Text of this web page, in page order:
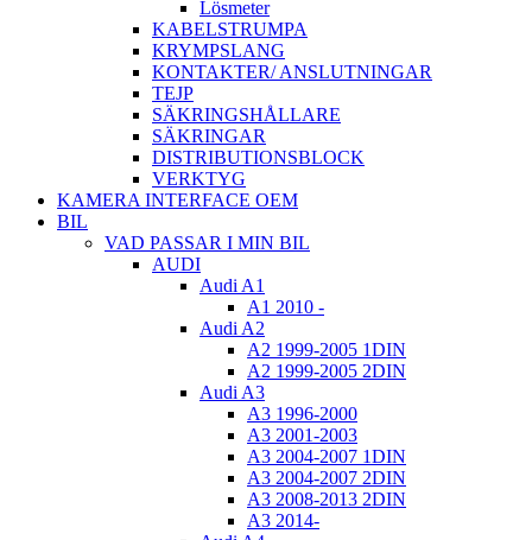
Lösmeter
KABELSTRUMPA
KRYMPSLANG
KONTAKTER/ ANSLUTNINGAR
TEJP
SÄKRINGSHÅLLARE
SÄKRINGAR
DISTRIBUTIONSBLOCK
VERKTYG
KAMERA INTERFACE OEM
BIL
VAD PASSAR I MIN BIL
AUDI
Audi A1
A1 2010 -
Audi A2
A2 1999-2005 1DIN
A2 1999-2005 2DIN
Audi A3
A3 1996-2000
A3 2001-2003
A3 2004-2007 1DIN
A3 2004-2007 2DIN
A3 2008-2013 2DIN
A3 2014-